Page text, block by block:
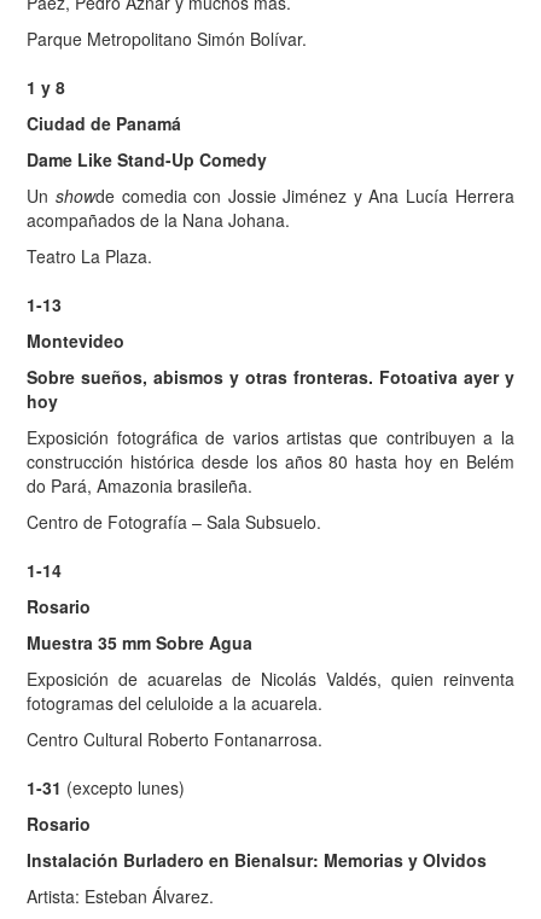
Parque Metropolitano Simón Bolívar.
1 y 8
Ciudad de Panamá
Dame Like Stand-Up Comedy
Un showde comedia con Jossie Jiménez y Ana Lucía Herrera
acompañados de la Nana Johana.
Teatro La Plaza.
1-13
Montevideo
Sobre sueños, abismos y otras fronteras. Fotoativa ayer y
hoy
Exposición fotográfica de varios artistas que contribuyen a la
construcción histórica desde los años 80 hasta hoy en Belém
do Pará, Amazonia brasileña.
Centro de Fotografía – Sala Subsuelo.
1-14
Rosario
Muestra 35 mm Sobre Agua
Exposición de acuarelas de Nicolás Valdés, quien reinventa
fotogramas del celuloide a la acuarela.
Centro Cultural Roberto Fontanarrosa.
1-31 (excepto lunes)
Rosario
Instalación Burladero en Bienalsur: Memorias y Olvidos
Artista: Esteban Álvarez.